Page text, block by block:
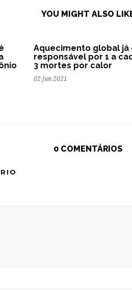
YOU MIGHT ALSO
Aquecimento global já
responsável por 1 a
3 mortes por calor
02 jun 2021
0 COMENTÁRIOS